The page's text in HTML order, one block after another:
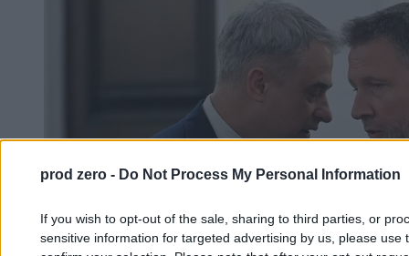
prod zero - Do Not Process My Personal Information
If you wish to opt-out of the sale, sharing to third parties, or
sensitive information for targeted advertising by us, please use